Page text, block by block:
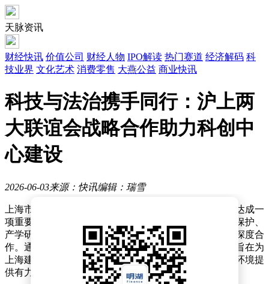
天脉资讯
财经快讯 价值公司 财经人物 IPO解读 热门赛道 经济解码 科
技业界 文化艺术 消费零售 大燕公益 商业快讯
科技与法治携手同行：沪上两
大联谊会战略合作助力科创中
心建设
2026-06-03来源：快讯编辑：瑞雪
上海市科技企业联合会与上海法学家企业家联谊会近日达成一
项重要战略合作，双方将围绕科技法律服务、创新成果保护、
产学研法治协同以及科技企业合规治理等核心领域展开深度合
作。通过建立资源共享平台和长效合作机制，这一合作旨在为
上海建设具有全球影响力的科技创新中心和法治化营商环境提
供有力支持。